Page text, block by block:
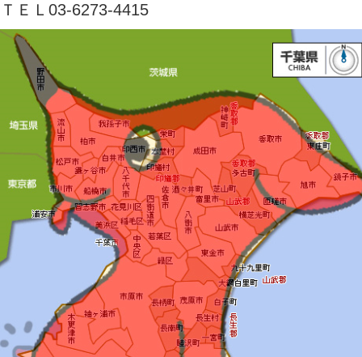
ＴＥＬ03-6273-4415